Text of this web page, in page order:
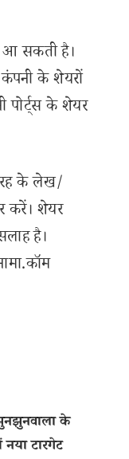
आ सकती है।
कंपनी के शेयरों
पोर्ट्स के शेयर
के लेख/
करें। शेयर
है।
के
नया टारगेट